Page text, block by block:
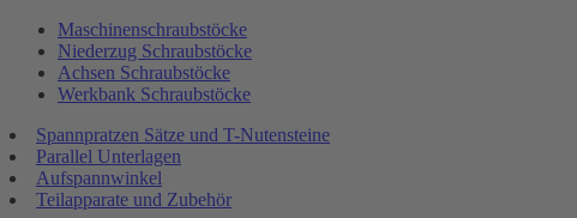
Maschinenschraubstöcke
Niederzug Schraubstöcke
Achsen Schraubstöcke
Werkbank Schraubstöcke
Spannpratzen Sätze und T-Nutensteine
Parallel Unterlagen
Aufspannwinkel
Teilapparate und Zubehör